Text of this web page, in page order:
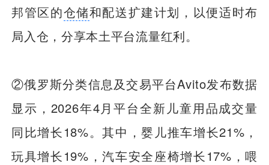
邦管区的仓储和配送扩建计划，以便适时布
局入仓，分享本土平台流量红利。
②俄罗斯分类信息及交易平台Avito发布数据
显示，2026年4月平台全新儿童用品成交量
同比增长18%。其中，婴儿推车增长21%，
玩具增长19%，汽车安全座椅增长17%，喂